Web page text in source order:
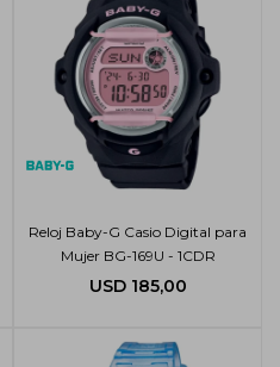
Reloj Baby-G Casio Digital para
Mujer BG-169U - 1CDR
USD 185,00